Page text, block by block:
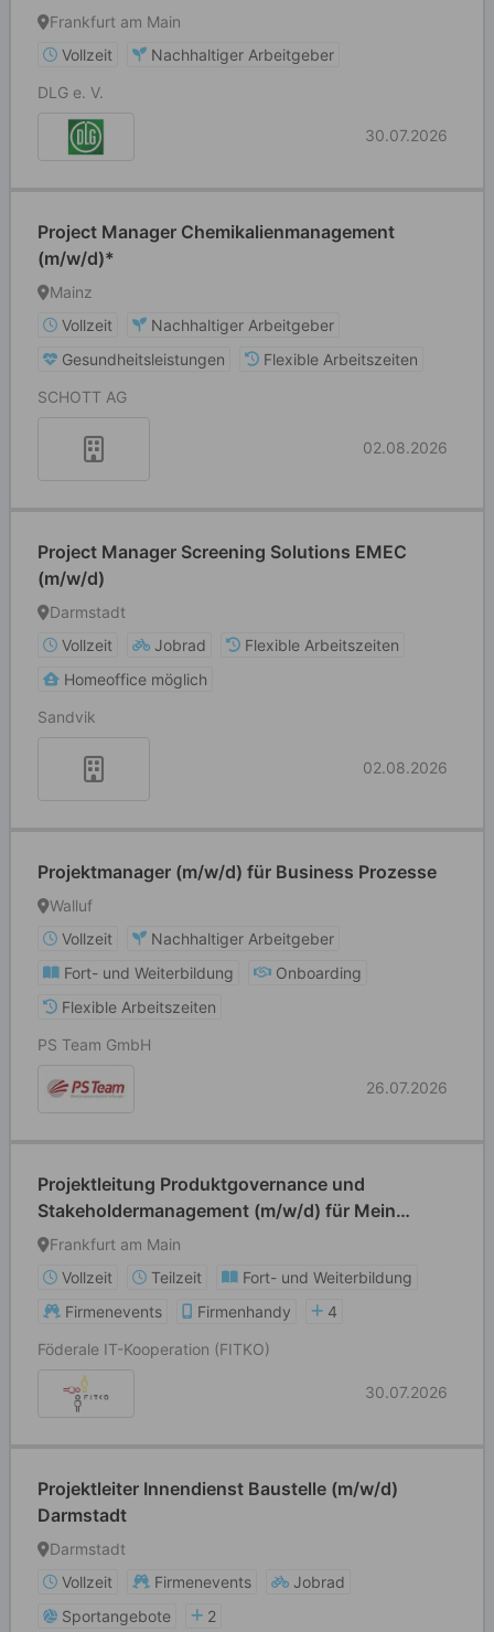
Frankfurt am Main
Vollzeit
Nachhaltiger Arbeitgeber
DLG e. V.
30.07.2026
Project Manager Chemikalienmanagement
(m/w/d)*
Mainz
Vollzeit
Nachhaltiger Arbeitgeber
Gesundheitsleistungen
Flexible Arbeitszeiten
SCHOTT AG
02.08.2026
Project Manager Screening Solutions EMEC
(m/w/d)
Darmstadt
Vollzeit
Jobrad
Flexible Arbeitszeiten
Homeoffice möglich
Sandvik
02.08.2026
Projektmanager (m/w/d) für Business Prozesse
Walluf
Vollzeit
Nachhaltiger Arbeitgeber
Fort- und Weiterbildung
Onboarding
Flexible Arbeitszeiten
PS Team GmbH
26.07.2026
Projektleitung Produktgovernance und
Stakeholdermanagement (m/w/d) für Mein
Unternehmenskonto, Governikus und
Frankfurt am Main
Vollzeit
Teilzeit
Fort- und Weiterbildung
Firmenevents
Firmenhandy
4
Föderale IT-Kooperation (FITKO)
30.07.2026
Projektleiter Innendienst Baustelle (m/w/d)
Darmstadt
Darmstadt
Vollzeit
Firmenevents
Jobrad
Sportangebote
2